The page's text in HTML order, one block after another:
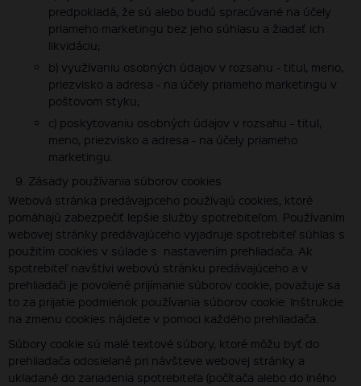
predpokladá, že sú alebo budú spracúvané na účely
priameho marketingu bez jeho súhlasu a žiadať ich
likvidáciu;
b) využívaniu osobných údajov v rozsahu - titul, meno,
priezvisko a adresa - na účely priameho marketingu v
poštovom styku;
c) poskytovaniu osobných údajov v rozsahu - titul,
meno, priezvisko a adresa - na účely priameho
marketingu.
Zásady používania súborov cookies
Webová stránka predávajpceho používajú cookies, ktoré
pomáhajú zabezpečiť lepšie služby spotrebiteľom. Používaním
webovej stránky predávajúceho vyjadruje spotrebiteľ súhlas s
použitím cookies v súlade s nastavením prehliadača. Ak
spotrebiteľ navštívi webovú stránku predávajúceho a v
prehliadači je povolené prijímanie súborov cookie, považuje sa
to za prijatie podmienok používania súborov cookie. Inštrukcie
na zmenu cookies nájdete v pomoci každého prehliadača.
Súbory cookie sú malé textové súbory, ktoré môžu byť do
prehliadača odosielané pri návšteve webovej stránky a
ukladané do zariadenia spotrebiteľa (počítača alebo do iného